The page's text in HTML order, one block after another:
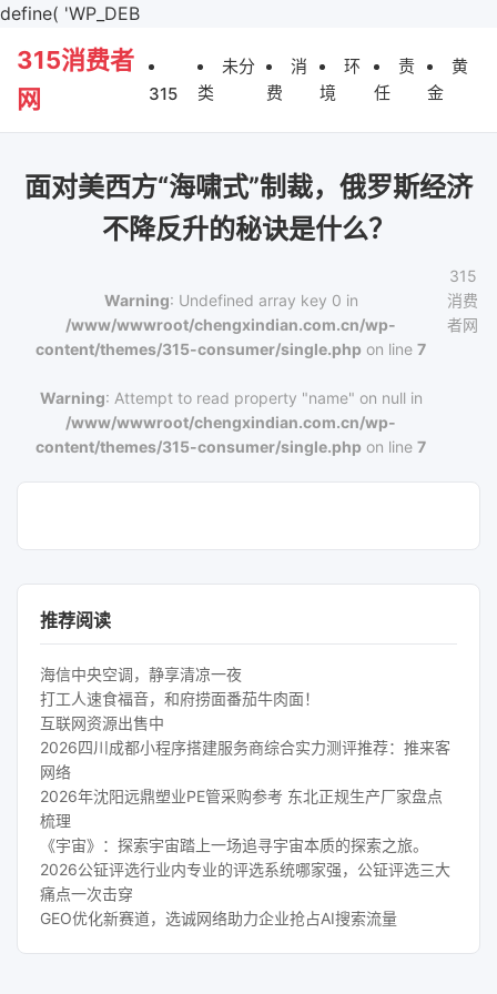
define( 'WP_DEB
315消费者
网
315
未分
类
消
费
环
境
责
任
黄
金
面对美西方“海啸式”制裁，俄罗斯经济
不降反升的秘诀是什么？
Warning: Undefined array key 0 in
/www/wwwroot/chengxindian.com.cn/wp-
content/themes/315-consumer/single.php on line7
Warning: Attempt to read property "name" on null in
/www/wwwroot/chengxindian.com.cn/wp-
content/themes/315-consumer/single.php on line7
315
消费
者网
推荐阅读
海信中央空调，静享清凉一夜
打工人速食福音，和府捞面番茄牛肉面！
互联网资源出售中
2026四川成都小程序搭建服务商综合实力测评推荐：推来客
网络
2026年沈阳远鼎塑业PE管采购参考 东北正规生产厂家盘点
梳理
《宇宙》：探索宇宙踏上一场追寻宇宙本质的探索之旅。
2026公钲评选行业内专业的评选系统哪家强，公钲评选三大
痛点一次击穿
GEO优化新赛道，选诚网络助力企业抢占AI搜索流量